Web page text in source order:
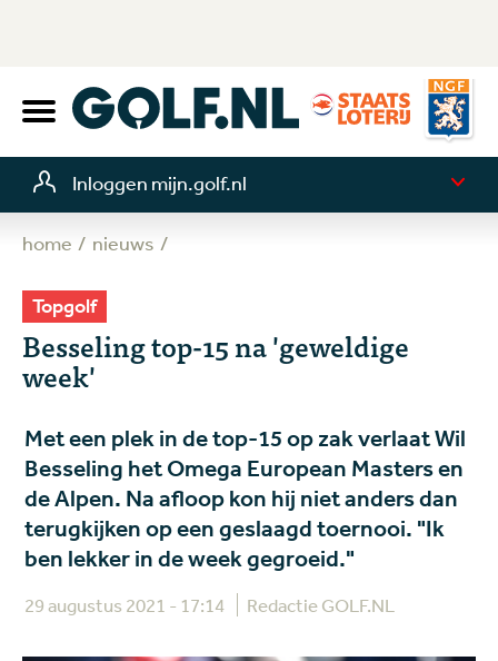
Inloggen mijn.golf.nl
home nieuws
Topgolf
Besseling top-15 na 'geweldige
week'
Met een plek in de top-15 op zak verlaat Wil
Besseling het Omega European Masters en
de Alpen. Na afloop kon hij niet anders dan
terugkijken op een geslaagd toernooi. "Ik
ben lekker in de week gegroeid."
29 augustus 2021 - 17:14 Redactie GOLF.NL